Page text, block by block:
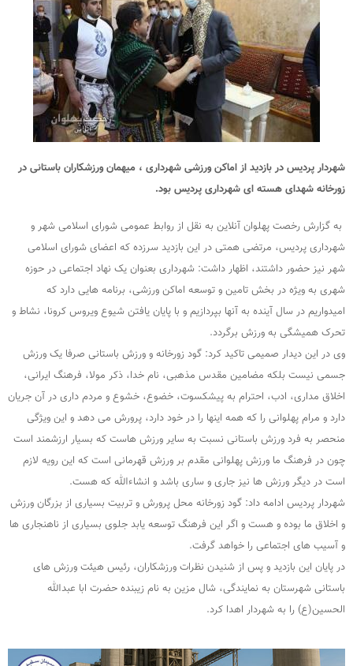
شهردار پردیس در بازدید از اماکن ورزشی شهرداری ، میهمان ورزشکاران باستانی در
زورخانه شهدای هسته ای شهرداری پردیس بود.
به گزارش رخصت پهلوان آنلاین به نقل از روابط عمومی شورای اسلامی شهر و
شهرداری پردیس، مرتضی همتی در این بازدید سرزده که اعضای شورای اسلامی
شهر نیز حضور داشتند، اظهار داشت: شهرداری بعنوان یک نهاد اجتماعی در حوزه
شهری به ویژه در بخش تامین و توسعه اماکن ورزشی، برنامه هایی دارد که
امیدواریم در سال آینده به آنها بپردازیم و با پایان یافتن شیوع ویروس کرونا، نشاط و
تحرک همیشگی به ورزش برگردد.
وی در این دیدار صمیمی تاکید کرد: گود زورخانه و ورزش باستانی صرفا یک ورزش
جسمی نیست بلکه مضامین مقدس مذهبی، نام خدا، ذکر مولا، فرهنگ ایرانی،
اخلاق مداری، ادب، احترام به پیشکسوت، خضوع، خشوع و مردم داری در آن جریان
دارد و مرام پهلوانی را که همه اینها را در خود دارد، پرورش می دهد و این ویژگی
منحصر به فرد ورزش باستانی نسبت به سایر ورزش هاست که بسیار ارزشمند است
چون در فرهنگ ما ورزش پهلوانی مقدم بر ورزش قهرمانی است که این رویه لازم
است در دیگر ورزش ها نیز جاری و ساری باشد و انشاءالله که هست.
شهردار پردیس ادامه داد: گود زورخانه محل پرورش و تربیت بسیاری از بزرگان ورزش
و اخلاق ما بوده و هست و اگر این فرهنگ توسعه یابد جلوی بسیاری از ناهنجاری ها
و آسیب های اجتماعی را خواهد گرفت.
در پایان این بازدید و پس از شنیدن نظرات ورزشکاران، رئیس هیئت ورزش های
باستانی شهرستان به نمایندگی، شال مزین به نام زیبنده حضرت ابا عبدالله
الحسین(ع) را به شهردار اهدا کرد.